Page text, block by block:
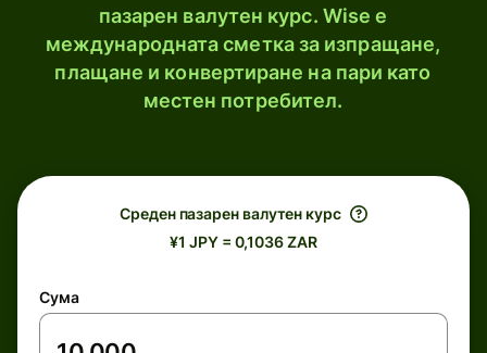
пазарен валутен курс. Wise е
международната сметка за изпращане,
плащане и конвертиране на пари като
местен потребител.
Среден пазарен валутен курс
¥1 JPY = 0,1036 ZAR
Сума